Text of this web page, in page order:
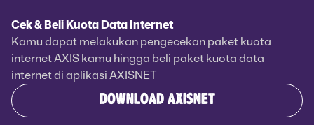
Cek & Beli Kuota Data Internet
Kamu dapat melakukan pengecekan paket kuota
internet AXIS kamu hingga beli paket kuota data
internet di aplikasi AXISNET
DOWNLOAD AXISNET